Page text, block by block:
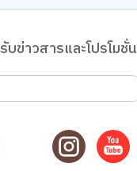
รับข่าวสารและโปรโมชั่น